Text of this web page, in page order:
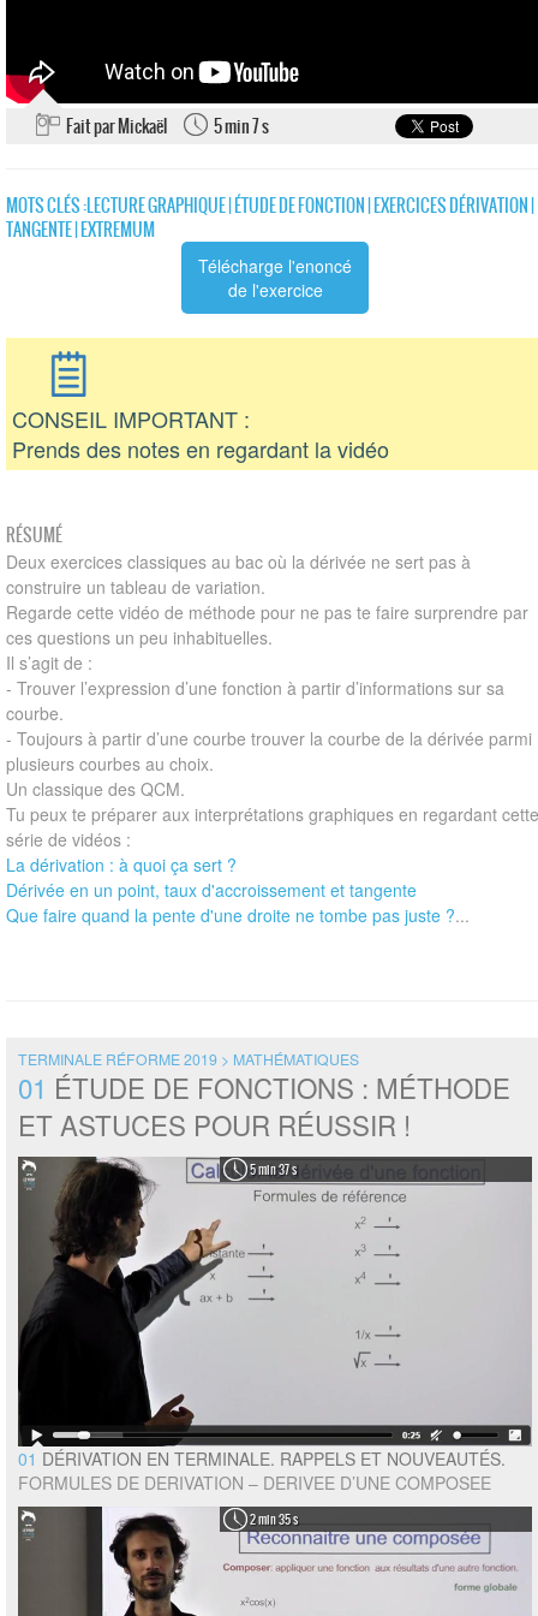
Fait par Mickaël 5 min 7 s
MOTS CLÉS :LECTURE GRAPHIQUE|ÉTUDE DE FONCTION|EXERCICES DÉRIVATION|
TANGENTE|EXTREMUM
Télécharge l'enoncé
de l'exercice
CONSEIL IMPORTANT :
Prends des notes en regardant la vidéo
RÉSUMÉ
Deux exercices classiques au bac où la dérivée ne sert pas à
construire un tableau de variation.
Regarde cette vidéo de méthode pour ne pas te faire surprendre par
ces questions un peu inhabituelles.
Il s’agit de :
- Trouver l’expression d’une fonction à partir d’informations sur sa
courbe.
- Toujours à partir d’une courbe trouver la courbe de la dérivée parmi
plusieurs courbes au choix.
Un classique des QCM.
Tu peux te préparer aux interprétations graphiques en regardant cette
série de vidéos :
La dérivation : à quoi ça sert ?
Dérivée en un point, taux d'accroissement et tangente
Que faire quand la pente d'une droite ne tombe pas juste ?...
TERMINALE RÉFORME 2019 > MATHÉMATIQUES
01 ÉTUDE DE FONCTIONS : MÉTHODE
ET ASTUCES POUR RÉUSSIR !
5 min 37 s
01 DÉRIVATION EN TERMINALE. RAPPELS ET NOUVEAUTÉS.
FORMULES DE DERIVATION – DERIVEE D’UNE COMPOSEE
2 min 35 s